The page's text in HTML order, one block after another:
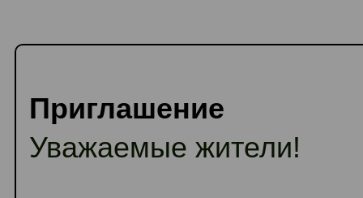
Приглашение
Уважаемые жители!